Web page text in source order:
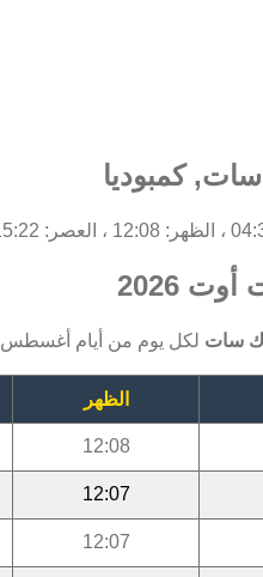
كمبوديا
2026
سات لكل يوم من أيام أغسطس 2026.
الظهر
12:08
12:07
12:07